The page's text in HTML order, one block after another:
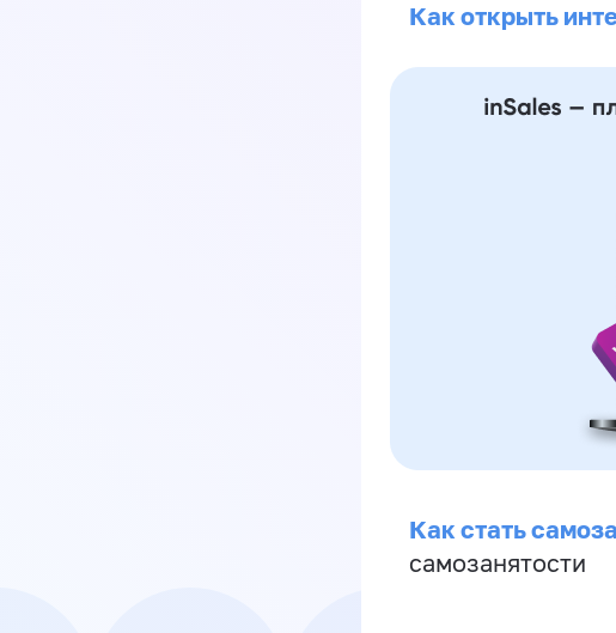
Как открыть
Как стать
самозанятости